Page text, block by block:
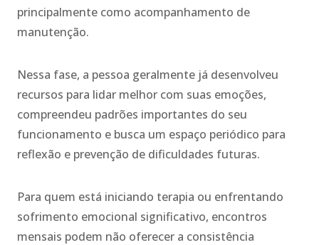
principalmente como acompanhamento de
manutenção.
Nessa fase, a pessoa geralmente já desenvolveu
recursos para lidar melhor com suas emoções,
compreendeu padrões importantes do seu
funcionamento e busca um espaço periódico para
reflexão e prevenção de dificuldades futuras.
Para quem está iniciando terapia ou enfrentando
sofrimento emocional significativo, encontros
mensais podem não oferecer a consistência